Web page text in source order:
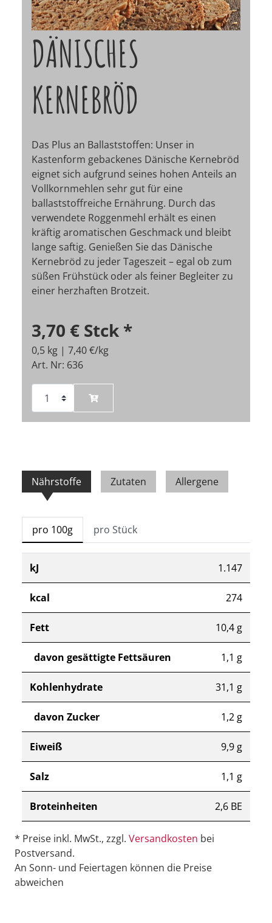
DÄNISCHES
KERNEBRÖD
Das Plus an Ballaststoffen: Unser in
Kastenform gebackenes Dänische Kernebröd
eignet sich aufgrund seines hohen Anteils an
Vollkornmehlen sehr gut für eine
ballaststoffreiche Ernährung. Durch das
verwendete Roggenmehl erhält es einen
kräftig aromatischen Geschmack und bleibt
lange saftig. Genießen Sie das Dänische
Kernebröd zu jeder Tageszeit – egal ob zum
süßen Frühstück oder als feiner Begleiter zu
einer herzhaften Brotzeit.
3,70 € Stck *
0,5 kg | 7,40 €/kg
Art. Nr: 636
Nährstoffe Zutaten Allergene
pro 100g pro Stück
kJ 1.147
kcal 274
Fett 10,4 g
davon gesättigte Fettsäuren 1,1 g
Kohlenhydrate 31,1 g
davon Zucker 1,2 g
Eiweiß 9,9 g
Salz 1,1 g
Broteinheiten 2,6 BE
* Preise inkl. MwSt., zzgl. Versandkosten bei
Postversand.
An Sonn- und Feiertagen können die Preise
abweichen